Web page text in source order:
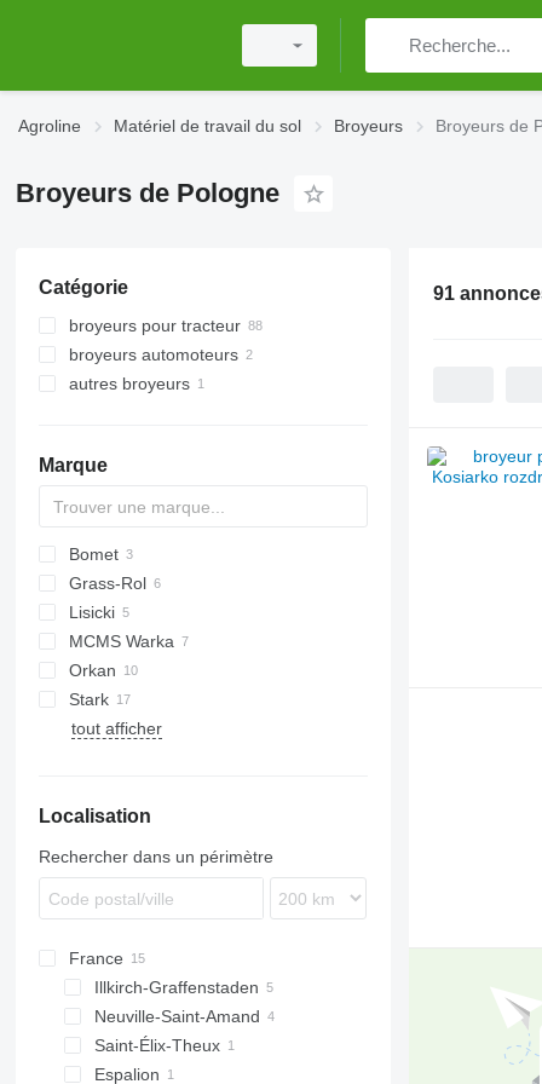
Agroline Matériel de travail du sol Broyeurs Broyeurs de
Broyeurs de Pologne
Catégorie
broyeurs pour tracteur
broyeurs automoteurs
autres broyeurs
Marque
Bomet
Z-series
Grass-Rol
Lisicki
MCMS Warka
MU
Orkan
Stark
tout afficher
Localisation
Rechercher dans un périmètre
France
Illkirch-Graffenstaden
Neuville-Saint-Amand
Saint-Élix-Theux
Espalion
91